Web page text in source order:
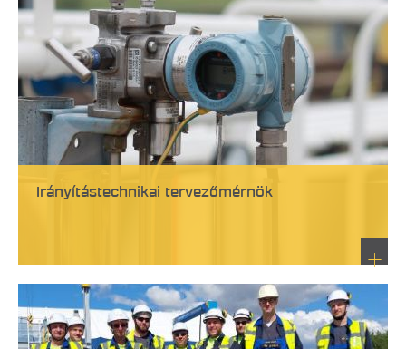
Irányítástechnikai tervezőmérnök